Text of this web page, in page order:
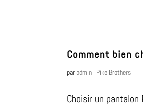
Comment bien
par admin | Pike Brothers
Choisir un